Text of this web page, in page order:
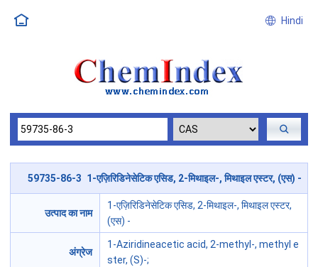
Hindi
59735-86-3 1-एज़िरिडिनेसेटिक एसिड, 2-मिथाइल-, मिथाइल एस्टर, (एस) -
उत्पाद का नाम
1-एज़िरिडिनेसेटिक एसिड, 2-मिथाइल-, मिथाइल एस्टर,
(एस) -
अंग्रेज
1-Aziridineacetic acid, 2-methyl-, methyl e
ster, (S)-;